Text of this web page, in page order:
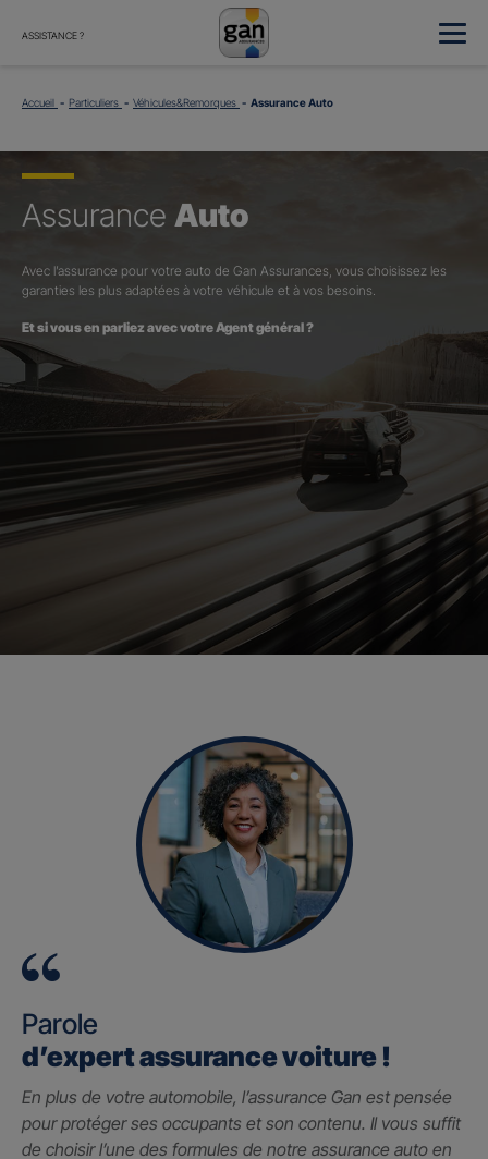
ASSISTANCE ?
Accueil Particuliers Véhicules&Remorques Assurance Auto
Assurance Auto
Avec l’assurance pour votre auto de Gan Assurances, vous choisissez les
garanties les plus adaptées à votre véhicule et à vos besoins.
Et si vous en parliez avec votre Agent général ?
Parole
d’expert assurance voiture !
En plus de votre automobile, l’assurance Gan est pensée
pour protéger ses occupants et son contenu. Il vous suffit
de choisir l’une des formules de notre assurance auto en